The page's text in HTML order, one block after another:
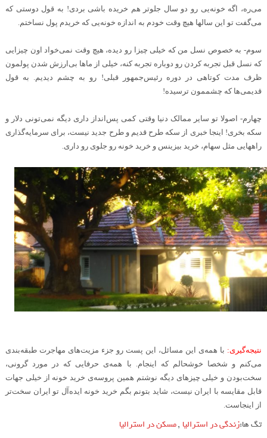
می‌ره، اگه خونه‌یی رو دو سال جلوتر هم خریده باشی بردی! به قول دوستی که
می‌گفت تو این سالها هیچ وقت خودم به اندازه خونه‌یی که خریدم پول نساختم.
سوم- به خصوص نسل من که خیلی چیزا رو دیده، هیچ وقت نمی‌خواد اون چیزایی
که نسل قبل تجربه کردن رو دوباره تجربه کنه، خیلی از ماها بی‌ارزش شدن پولمون
ظرف مدت کوتاهی در دوره رئیس‌جمهور قبلی! رو به چشم دیدیم. به قول
قدیمی‌ها که چشممون ترسیده!
چهارم- اصولا تو سایر ممالک دنیا وقتی کمی پس‌انداز داری دیگه نمی‌تونی دلار و
سکه بخری! اینجا خبری از سکه طرح قدیم و طرح جدید نیست، برای سرمایه‌گذاری
راههایی مثل سهام، خرید بیزینس و خرید خونه رو جلوی رو داری.
نتیجه‌گیری: با همه‌ی این مسائل، این پست رو جزء مزیت‌های مهاجرت طبقه‌بندی
می‌کنم و شخصا خوشحالم که اینجام. با همه‌ی حرفایی که در مورد گرونی،
سخت‌بودن و خیلی چیزهای دیگه نوشتم همین پروسه‌ی خرید خونه از خیلی جهات
قابل مقایسه با ایران نیست، شاید بتونم بگم خرید خونه ایده‌آل تو ایران سخت‌تر
از اینجاست.
تگ ها:زندگی در استرالیا ,مسکن در استرالیا